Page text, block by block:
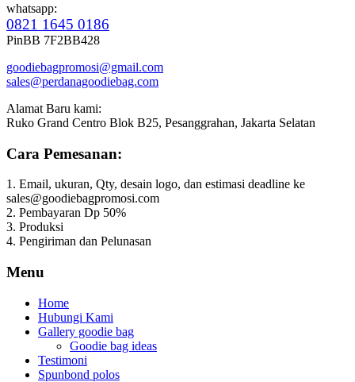
whatsapp:
0821 1645 0186
PinBB 7F2BB428
goodiebagpromosi@gmail.com
sales@perdanagoodiebag.com
Alamat Baru kami:
Ruko Grand Centro Blok B25, Pesanggrahan, Jakarta Selatan
Cara Pemesanan:
1. Email, ukuran, Qty, desain logo, dan estimasi deadline ke
sales@goodiebagpromosi.com
2. Pembayaran Dp 50%
3. Produksi
4. Pengiriman dan Pelunasan
Menu
Home
Hubungi Kami
Gallery goodie bag
Goodie bag ideas
Testimoni
Spunbond polos